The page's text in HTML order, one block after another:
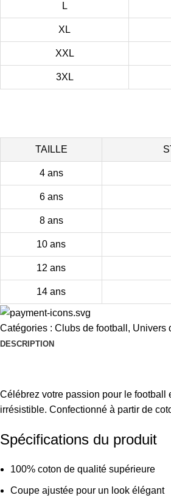
L
XL
XXL
3XL
TAILLE
4 ans
6 ans
8 ans
10 ans
12 ans
14 ans
Catégories : Clubs de football , Univers
DESCRIPTION
Célébrez votre passion pour le football
irrésistible. Confectionné à partir de
Spécifications du produit
100% coton de qualité supérieure
Coupe ajustée pour un look élégant